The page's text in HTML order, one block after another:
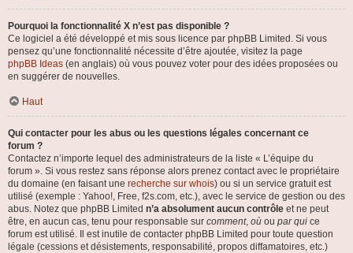
Pourquoi la fonctionnalité X n’est pas disponible ?
Ce logiciel a été développé et mis sous licence par phpBB Limited. Si vous
pensez qu’une fonctionnalité nécessite d’être ajoutée, visitez la page
phpBB Ideas (en anglais) où vous pouvez voter pour des idées proposées ou
en suggérer de nouvelles.
Haut
Qui contacter pour les abus ou les questions légales concernant ce
forum ?
Contactez n’importe lequel des administrateurs de la liste « L’équipe du
forum ». Si vous restez sans réponse alors prenez contact avec le propriétaire
du domaine (en faisant une recherche sur whois) ou si un service gratuit est
utilisé (exemple : Yahoo!, Free, f2s.com, etc.), avec le service de gestion ou des
abus. Notez que phpBB Limited n’a absolument aucun contrôle et ne peut
être, en aucun cas, tenu pour responsable sur comment, où ou par qui ce
forum est utilisé. Il est inutile de contacter phpBB Limited pour toute question
légale (cessions et désistements, responsabilité, propos diffamatoires, etc.)